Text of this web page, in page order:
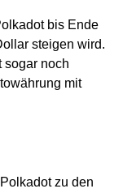
bis Ende
steigen wird.
sogar noch
mit
zu den